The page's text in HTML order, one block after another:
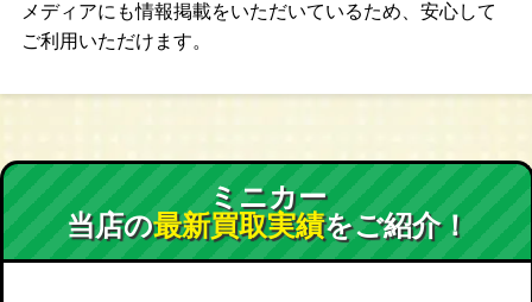
メディアにも情報掲載をいただいているため、安心して
ご利用いただけます。
ミニカー
当店の最新買取実績をご紹介！